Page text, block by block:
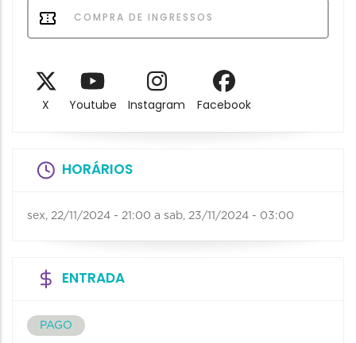
COMPRA DE INGRESSOS
X Youtube Instagram Facebook
HORÁRIOS
sex, 22/11/2024 - 21:00 a sab, 23/11/2024 - 03:00
ENTRADA
PAGO